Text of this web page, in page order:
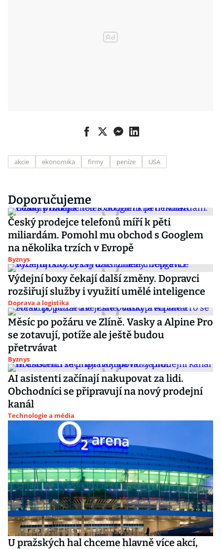
akcie ekonomika firmy peníze USA
Doporučujeme
Český prodejce telefonů míří k pěti
miliardám. Pomohl mu obchod s Googlem
na několika trzích v Evropě
Byznys
Výdejní boxy čekají další změny. Dopravci
rozšiřují služby i využití umělé inteligence
Doprava a logistika
Měsíc po požáru ve Zlíně. Vasky a Alpine Pro
se zotavují, potíže ale ještě budou
přetrvávat
Byznys
AI asistenti začínají nakupovat za lidi.
Obchodníci se připravují na nový prodejní
kanál
Technologie a média
U pražských hal chceme hlavně více akcí,